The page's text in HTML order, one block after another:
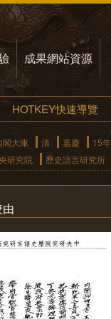
成果網站資源
HOTKEY快速導覽
閣大庫 清 嘉慶
15年
研究院 歷史語言研究所